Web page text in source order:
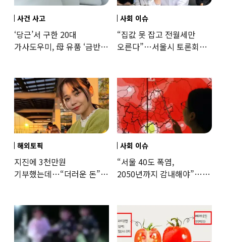
사건 사고
‘당근’서 구한 20대
가사도우미, 母 유품 ‘금반지
사회 이슈
“집값 못 잡고 전월세만
오른다”…서울시 토론회서
해외토픽
지진에 3천만원
기부했는데…“더러운 돈”
사회 이슈
“서울 40도 폭염,
2050년까지 감내해야”…